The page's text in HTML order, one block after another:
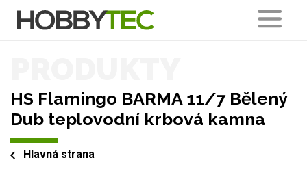
HS Flamingo BARMA 11/7 Bělený
Dub teplovodní krbová kamna
Hlavná strana